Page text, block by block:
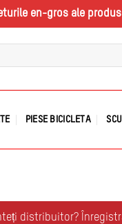
en-gros ale
PIESE BICICLETA
distribuitor?